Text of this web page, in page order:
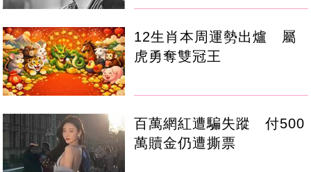
12生肖本周運勢出爐 屬
虎勇奪雙冠王
百萬網紅遭騙失蹤 付500
萬贖金仍遭撕票